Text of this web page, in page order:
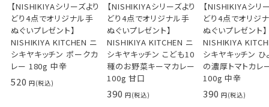
【NISHIKIYAシリーズより
どり4点でオリジナル手
ぬぐいプレゼント】
NISHIKIYA KITCHEN ニ
シキヤキッチン ポークカ
レー 180g 中辛
520
【NISHIKIYAシリーズより
どり4点でオリジナル手
ぬぐいプレゼント】
NISHIKIYA KITCHEN ニ
シキヤキッチン こども10
種のお野菜キーマカレー
100g 甘口
390
【NISHIKIYAシリ
どり4点でオリジ
ぬぐいプレゼント】
NISHIKIYA
シキヤキッチン ひ
の濃厚トマトカレ
100g 中辛
390